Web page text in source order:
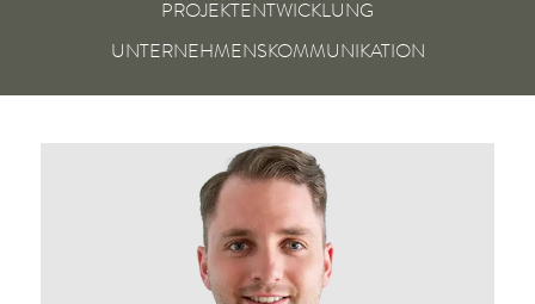
PROJEKTENTWICKLUNG
UNTERNEHMENSKOMMUNIKATION